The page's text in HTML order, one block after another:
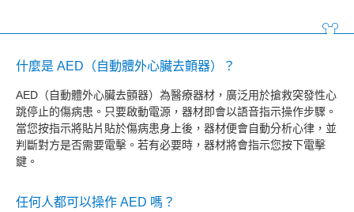
什麼是 AED（自動體外心臟去顫器）？
AED（自動體外心臟去顫器）為醫療器材，廣泛用於搶救突發性心
跳停止的傷病患。只要啟動電源，器材即會以語音指示操作步驟。
當您按指示將貼片貼於傷病患身上後，器材便會自動分析心律，並
判斷對方是否需要電擊。若有必要時，器材將會指示您按下電擊
鍵。
任何人都可以操作 AED 嗎？